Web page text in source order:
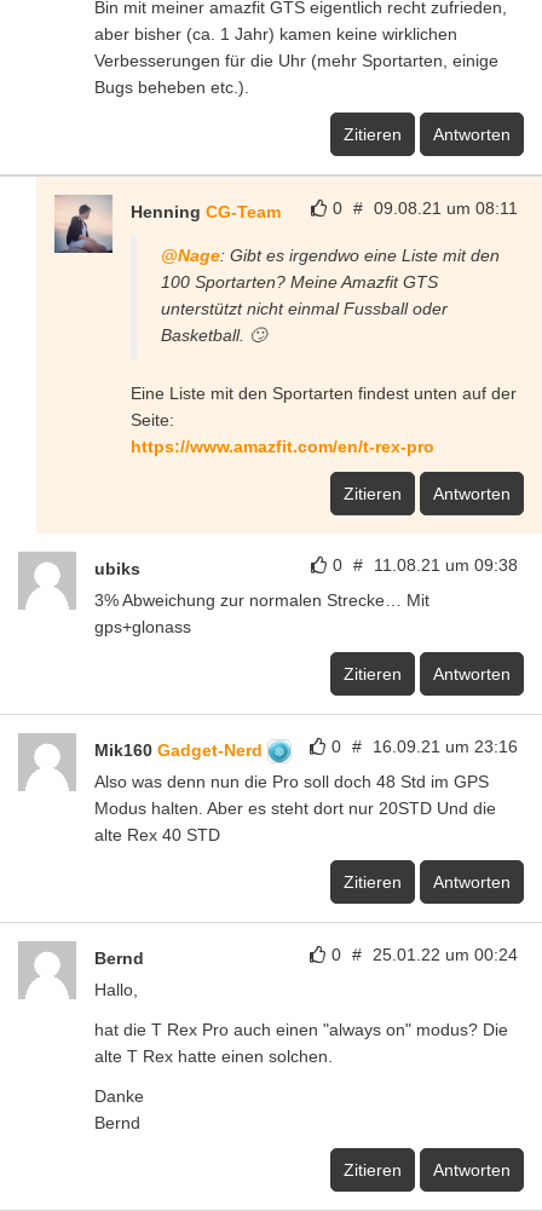
Bin mit meiner amazfit GTS eigentlich recht zufrieden,
aber bisher (ca. 1 Jahr) kamen keine wirklichen
Verbesserungen für die Uhr (mehr Sportarten, einige
Bugs beheben etc.).
Zitieren Antworten
0 # 09.08.21 um 08:11
Henning CG-Team
@Nage: Gibt es irgendwo eine Liste mit den
100 Sportarten? Meine Amazfit GTS
unterstützt nicht einmal Fussball oder
Basketball. 🙄
Eine Liste mit den Sportarten findest unten auf der
Seite:
https://www.amazfit.com/en/t-rex-pro
Zitieren Antworten
0 # 11.08.21 um 09:38
ubiks
3% Abweichung zur normalen Strecke… Mit
gps+glonass
Zitieren Antworten
0 # 16.09.21 um 23:16
Mik160 Gadget-Nerd
Also was denn nun die Pro soll doch 48 Std im GPS
Modus halten. Aber es steht dort nur 20STD Und die
alte Rex 40 STD
Zitieren Antworten
0 # 25.01.22 um 00:24
Bernd
Hallo,
hat die T Rex Pro auch einen "always on" modus? Die
alte T Rex hatte einen solchen.
Danke
Bernd
Zitieren Antworten